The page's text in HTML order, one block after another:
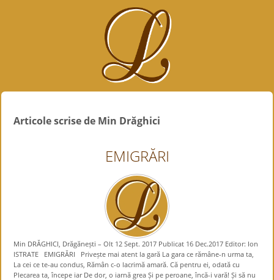
Articole scrise de Min Drăghici
EMIGRĂRI
Min DRĂGHICI, Drăgănești – Olt 12 Sept. 2017 Publicat 16 Dec.2017 Editor: Ion
ISTRATE EMIGRĂRI Privește mai atent la gară La gara ce rămâne-n urma ta,
La cei ce te-au condus, Rămân c-o lacrimă amară. Că pentru ei, odată cu
Plecarea ta, începe iar De dor, o iarnă grea Și pe peroane, încă-i vară! Și să nu